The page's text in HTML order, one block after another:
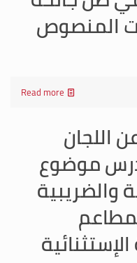
المنصوص
Read more
اللجان
موضوع
والضريبية